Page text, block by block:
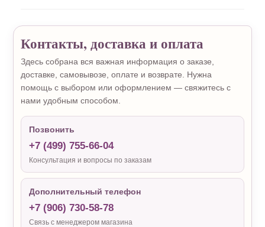
Контакты, доставка и оплата
Здесь собрана вся важная информация о заказе,
доставке, самовывозе, оплате и возврате. Нужна
помощь с выбором или оформлением — свяжитесь с
нами удобным способом.
Позвонить
+7 (499) 755-66-04
Консультация и вопросы по заказам
Дополнительный телефон
+7 (906) 730-58-78
Связь с менеджером магазина